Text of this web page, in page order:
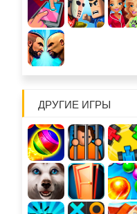
ДРУГИЕ ИГРЫ